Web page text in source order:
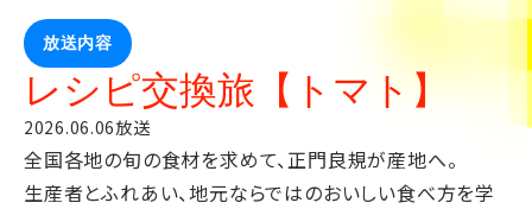
動画イズム
天気・防災 イベント
映画
グッズ
放送内容
レシピ交換旅【トマト】
2026.06.06放送
全国各地の旬の食材を求めて、正門良規が産地へ。
生産者とふれあい、地元ならではのおいしい食べ方を学